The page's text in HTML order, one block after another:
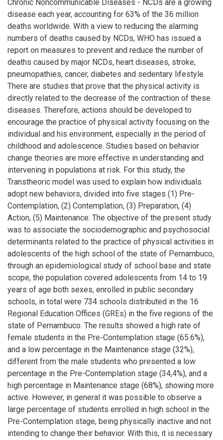
Chronic Noncommunicable Diseases - NCDs are a growing
disease each year, accounting for 63% of the 36 million
deaths worldwide. With a view to reducing the alarming
numbers of deaths caused by NCDs, WHO has issued a
report on measures to prevent and reduce the number of
deaths caused by major NCDs, heart diseases, stroke,
pneumopathies, cancer, diabetes and sedentary lifestyle.
There are studies that prove that the physical activity is
directly related to the decrease of the contraction of these
diseases. Therefore, actions should be developed to
encourage the practice of physical activity focusing on the
individual and his environment, especially in the period of
childhood and adolescence. Studies based on behavior
change theories are more effective in understanding and
intervening in populations at risk. For this study, the
Transtheoric model was used to explain how individuals
adopt new behaviors, divided into five stages (1) Pre-
Contemplation, (2) Contemplation, (3) Preparation, (4)
Action, (5) Maintenance. The objective of the present study
was to associate the sociodemographic and psychosocial
determinants related to the practice of physical activities in
adolescents of the high school of the state of Pernambuco,
through an epidemiological study of school base and state
scope, the population covered adolescents from 14 to 19
years of age both sexes, enrolled in public secondary
schools, in total were 734 schools distributed in the 16
Regional Education Offices (GREs) in the five regions of the
state of Pernambuco. The results showed a high rate of
female students in the Pre-Contemplation stage (65.6%),
and a low percentage in the Maintenance stage (32%),
different from the male students who presented a low
percentage in the Pre-Contemplation stage (34,4%), and a
high percentage in Maintenance stage (68%), showing more
active. However, in general it was possible to observe a
large percentage of students enrolled in high school in the
Pre-Contemplation stage, being physically inactive and not
intending to change their behavior. With this, it is necessary